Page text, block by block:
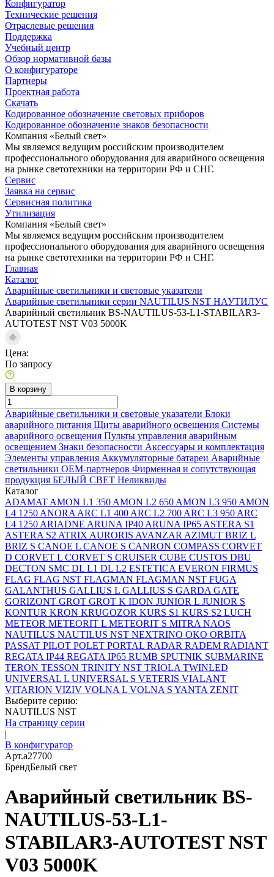
Конфигуратор
Технические решения
Отраслевые решения
Поддержка
Учебный центр
Обзор нормативной базы
О конфигураторе
Партнеры
Проектная работа
Скачать
Кодированное обозначение световых приборов
Кодированное обозначение знаков безопасности
Компания «Белый свет»
Мы являемся ведущим российским производителем
профессионального оборудования для аварийного освещения
на рынке светотехники на территории РФ и СНГ.
Сервис
Заявка на сервис
Сервисная политика
Утилизация
Компания «Белый свет»
Мы являемся ведущим российским производителем
профессионального оборудования для аварийного освещения
на рынке светотехники на территории РФ и СНГ.
Главная
Каталог
Аварийные светильники и световые указатели
Аварийные светильники серии NAUTILUS NST НАУТИЛУС
Аварийный светильник BS-NAUTILUS-53-L1-STABILAR3-
AUTOTEST NST V03 5000K
Цена:
По запросу
В корзину
Аварийные светильники и световые указатели Блоки
аварийного питания Щиты аварийного освещения Системы
аварийного освещения Пульты управления аварийным
освещением Знаки безопасности Аксессуары и комплектация
Элементы управления Аккумуляторные батареи Аварийные
светильники ОЕМ-партнеров Фирменная и сопутствующая
продукция БЕЛЫЙ СВЕТ Неликвиды
Каталог
ADAMAT AMON L1 350 AMON L2 650 AMON L3 950 AMON
L4 1250 ANORA ARC L1 400 ARC L2 700 ARC L3 950 ARC
L4 1250 ARIADNE ARUNA IP40 ARUNA IP65 ASTERA S1
ASTERA S2 ATRIX AURORIS AVANZAR AZIMUT BRIZ L
BRIZ S CANOE L CANOE S CANRON COMPASS CORVET
D CORVET L CORVET S CRUISER CUBE CUSTOS DBU
DECTON SMC DL L1 DL L2 ESTETICA EVERON FIRMUS
FLAG FLAG NST FLAGMAN FLAGMAN NST FUGA
GALANTHUS GALLIUS L GALLIUS S GARDA GATE
GORIZONT GROT GROT K IDON JUNIOR L JUNIOR S
KONTUR KRON KRUGOZOR KURS S1 KURS S2 LUCH
METEOR METEORIT L METEORIT S MITRA NAOS
NAUTILUS NAUTILUS NST NEXTRINO OKO ORBITA
PASSAT PILOT POLET PORTAL RADAR RADEM RADIANT
REGATA IP44 REGATA IP65 RUMB SPUTNIK SUBMARINE
TERON TESSON TRINITY NST TRIOLA TWINLED
UNIVERSAL L UNIVERSAL S VETERIS VIALANT
VITARION VIZIV VOLNA L VOLNA S YANTA ZENIT
Выберите серию:
NAUTILUS NST
На страницу серии
|
В конфигуратор
Арт.a27700
БрендБелый свет
Аварийный светильник BS-
NAUTILUS-53-L1-
STABILAR3-AUTOTEST NST
V03 5000K